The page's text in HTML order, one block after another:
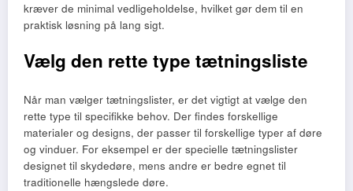
kræver de minimal vedligeholdelse, hvilket gør dem til en
praktisk løsning på lang sigt.
Vælg den rette type tætningsliste
Når man vælger tætningslister, er det vigtigt at vælge den
rette type til specifikke behov. Der findes forskellige
materialer og designs, der passer til forskellige typer af døre
og vinduer. For eksempel er der specielle tætningslister
designet til skydedøre, mens andre er bedre egnet til
traditionelle hængslede døre.